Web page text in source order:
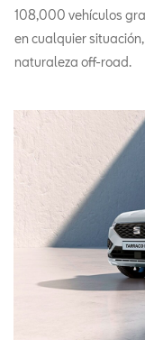
108,000 vehículos
en cualquier
naturaleza off-road.